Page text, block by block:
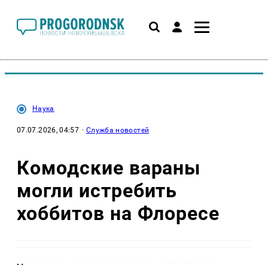
Наука
07.07.2026, 04:57 · Служба новостей
Комодские вараны
могли истребить
хоббитов на Флоресе